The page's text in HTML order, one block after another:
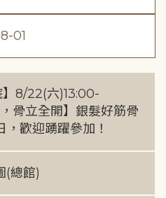
01
】8/22(六)13:00-
骨立全開】銀髮好筋骨
歡迎踴躍參加！
(總館)